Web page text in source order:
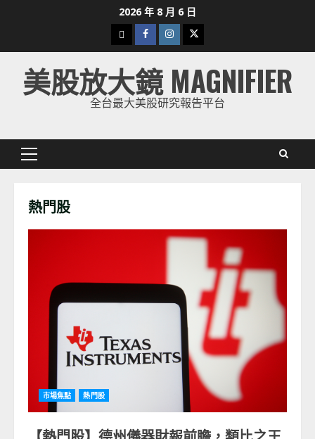
2026 年 8 月 6 日
下
載
美
股
Facebook
Instagram
Twitter
美股放大鏡 MAGNIFIER
全台最大美股研究報告平台
Primary
熱門股
市場焦點 熱門股